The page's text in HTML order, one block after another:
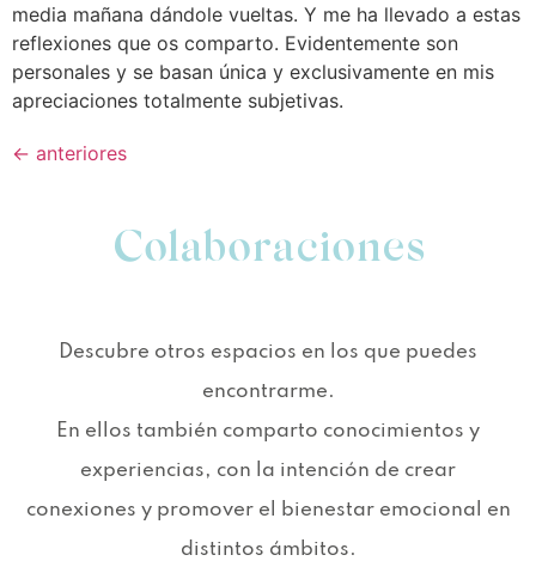
media mañana dándole vueltas. Y me ha llevado a estas
reflexiones que os comparto. Evidentemente son
personales y se basan única y exclusivamente en mis
apreciaciones totalmente subjetivas.
← anteriores
Colaboraciones
Descubre otros espacios en los que puedes
encontrarme.
En ellos también comparto conocimientos y
experiencias, con la intención de crear
conexiones y promover el bienestar emocional en
distintos ámbitos.